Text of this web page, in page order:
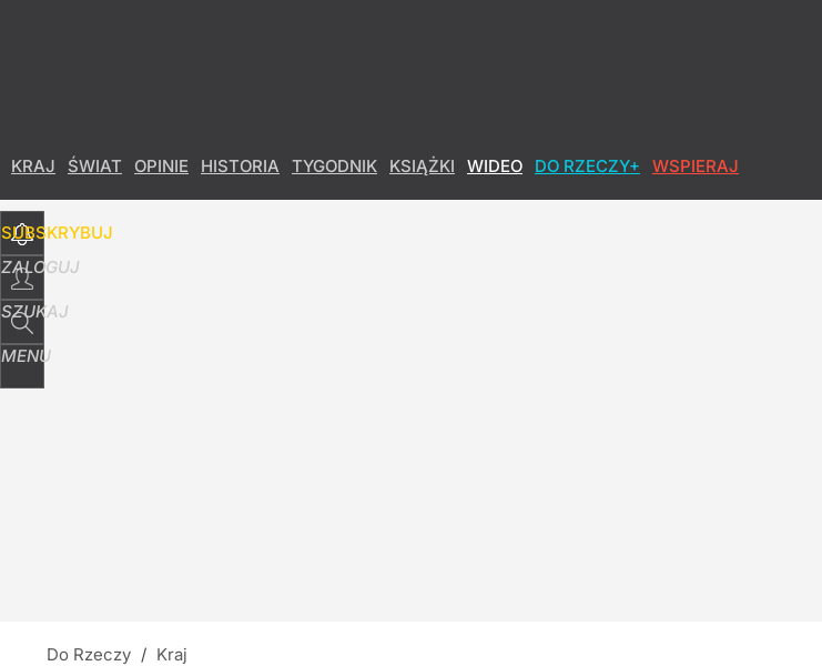
KRAJ ŚWIAT OPINIE HISTORIA TYGODNIK KSIĄŻKI WIDEO DO RZECZY+ WSPIERAJ
SUBSKRYBUJ
ZALOGUJ
SZUKAJ
MENU
Do Rzeczy / Kraj